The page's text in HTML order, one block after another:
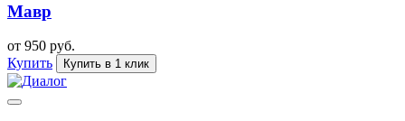
Мавр
от 950 руб.
Купить
Купить в 1 клик